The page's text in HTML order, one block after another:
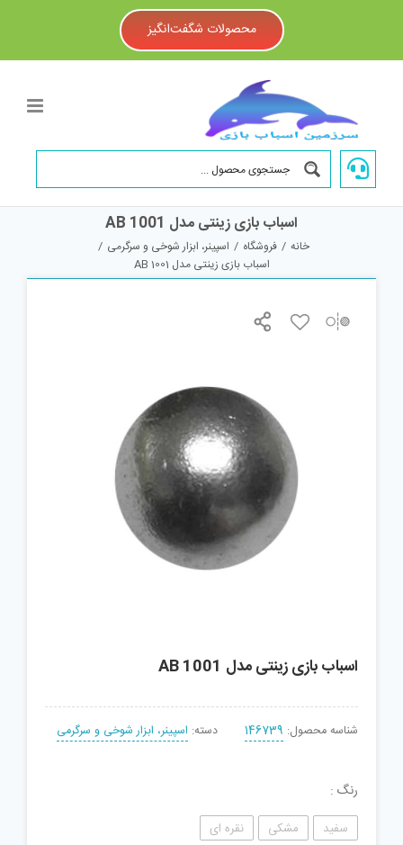
محصولات شگفت‌انگیز
اسباب بازی زینتی مدل AB 1001
خانه / فروشگاه / اسپینر، ابزار شوخی و سرگرمی /
اسباب بازی زینتی مدل AB 1001
اسباب بازی زینتی مدل AB 1001
شناسه محصول: 146739 دسته: اسپینر، ابزار شوخی و سرگرمی
رنگ
سفید مشکی نقره ای